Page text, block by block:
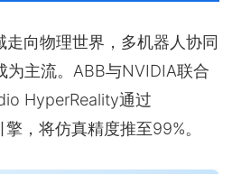
走向物理世界，多机器人协同
为主流。ABB与NVIDIA联合
HyperReality通过
，将仿真精度推至99%。